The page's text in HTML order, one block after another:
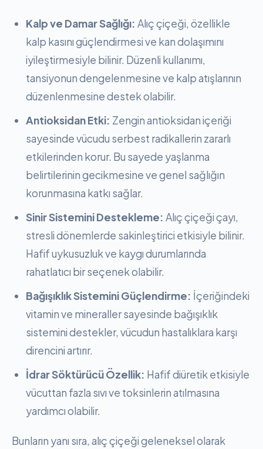
Kalp ve Damar Sağlığı: Alıç çiçeği, özellikle
kalp kasını güçlendirmesi ve kan dolaşımını
iyileştirmesiyle bilinir. Düzenli kullanımı,
tansiyonun dengelenmesine ve kalp atışlarının
düzenlenmesine destek olabilir.
Antioksidan Etki: Zengin antioksidan içeriği
sayesinde vücudu serbest radikallerin zararlı
etkilerinden korur. Bu sayede yaşlanma
belirtilerinin gecikmesine ve genel sağlığın
korunmasına katkı sağlar.
Sinir Sistemini Destekleme: Alıç çiçeği çayı,
stresli dönemlerde sakinleştirici etkisiyle bilinir.
Hafif uykusuzluk ve kaygı durumlarında
rahatlatıcı bir seçenek olabilir.
Bağışıklık Sistemini Güçlendirme: İçeriğindeki
vitamin ve mineraller sayesinde bağışıklık
sistemini destekler, vücudun hastalıklara karşı
direncini artırır.
İdrar Söktürücü Özellik: Hafif diüretik etkisiyle
vücuttan fazla sıvı ve toksinlerin atılmasına
yardımcı olabilir.
Bunların yanı sıra, alıç çiçeği geleneksel olarak